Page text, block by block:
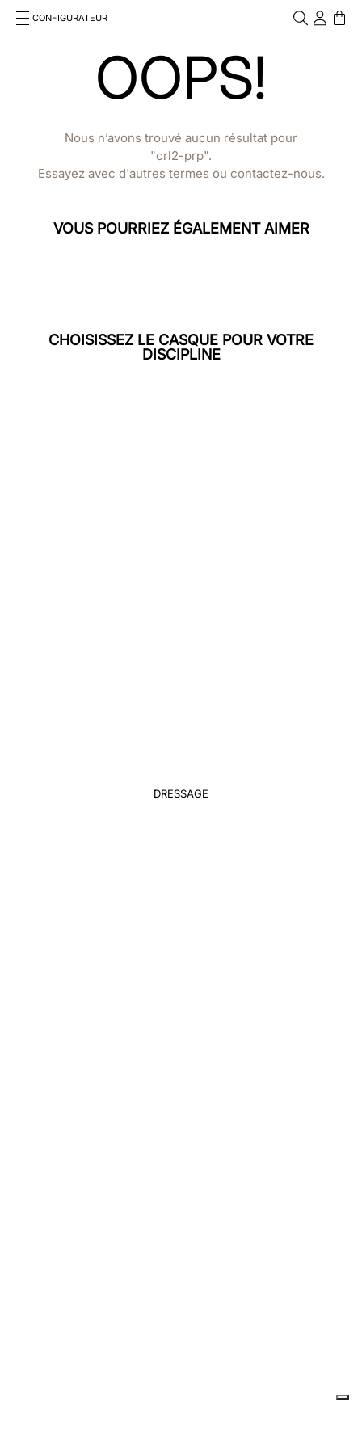
CONFIGURATEUR
OOPS!
Nous n’avons trouvé aucun résultat pour
crl2-prp
Essayez avec d'autres termes ou contactez-nous.
VOUS POURRIEZ ÉGALEMENT AIMER
CHOISISSEZ LE CASQUE POUR VOTRE
DISCIPLINE
DRESSAGE